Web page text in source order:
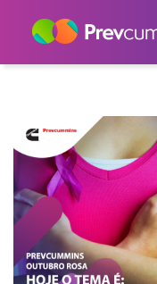
Home Notícias